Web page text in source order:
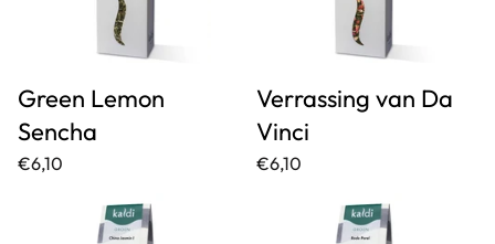
Green Lemon
Sencha
€6,10
Verrassing van Da
Vinci
€6,10